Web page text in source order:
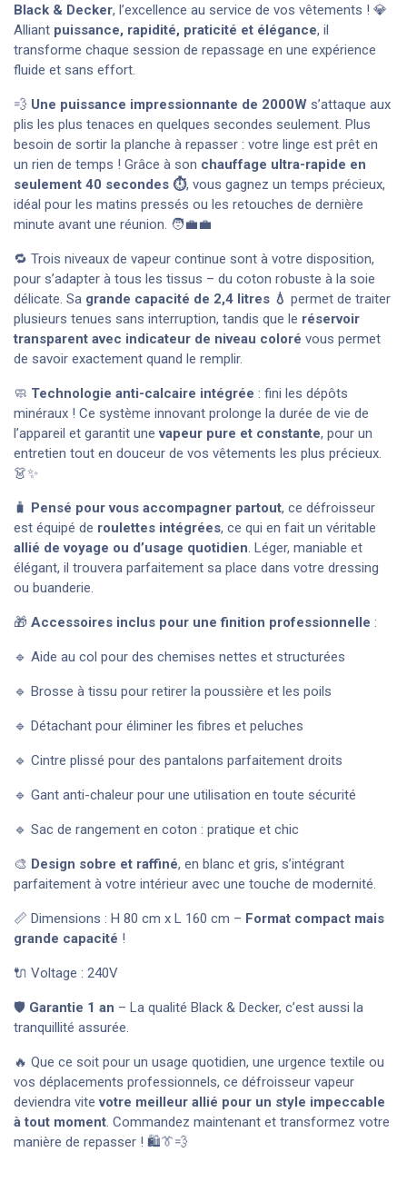
Black & Decker, l’excellence au service de vos vêtements ! 💎
Alliant puissance, rapidité, praticité et élégance, il
transforme chaque session de repassage en une expérience
fluide et sans effort.
💨 Une puissance impressionnante de 2000W s’attaque aux
plis les plus tenaces en quelques secondes seulement. Plus
besoin de sortir la planche à repasser : votre linge est prêt en
un rien de temps ! Grâce à son chauffage ultra-rapide en
seulement 40 secondes ⏱️, vous gagnez un temps précieux,
idéal pour les matins pressés ou les retouches de dernière
minute avant une réunion. 🧑‍💼💼
🔁 Trois niveaux de vapeur continue sont à votre disposition,
pour s’adapter à tous les tissus – du coton robuste à la soie
délicate. Sa grande capacité de 2,4 litres 💧 permet de traiter
plusieurs tenues sans interruption, tandis que le réservoir
transparent avec indicateur de niveau coloré vous permet
de savoir exactement quand le remplir.
🧼 Technologie anti-calcaire intégrée : fini les dépôts
minéraux ! Ce système innovant prolonge la durée de vie de
l’appareil et garantit unevapeur pure et constante, pour un
entretien tout en douceur de vos vêtements les plus précieux.
👗✨
🧳 Pensé pour vous accompagner partout, ce défroisseur
est équipé de roulettes intégrées, ce qui en fait un véritable
allié de voyage ou d’usage quotidien. Léger, maniable et
élégant, il trouvera parfaitement sa place dans votre dressing
ou buanderie.
🎁 Accessoires inclus pour une finition professionnelle :
🔹 Aide au col pour des chemises nettes et structurées
🔹 Brosse à tissu pour retirer la poussière et les poils
🔹 Détachant pour éliminer les fibres et peluches
🔹 Cintre plissé pour des pantalons parfaitement droits
🔹 Gant anti-chaleur pour une utilisation en toute sécurité
🔹 Sac de rangement en coton : pratique et chic
🎨 Design sobre et raffiné, en blanc et gris, s’intégrant
parfaitement à votre intérieur avec une touche de modernité.
📏 Dimensions : H 80 cm x L 160 cm – Format compact mais
grande capacité !
🔌 Voltage : 240V
🛡️ Garantie 1 an – La qualité Black & Decker, c’est aussi la
tranquillité assurée.
🔥 Que ce soit pour un usage quotidien, une urgence textile ou
vos déplacements professionnels, ce défroisseur vapeur
deviendra vitevotre meilleur allié pour un style impeccable
à tout moment. Commandez maintenant et transformez votre
manière de repasser ! 🛍️👔💨